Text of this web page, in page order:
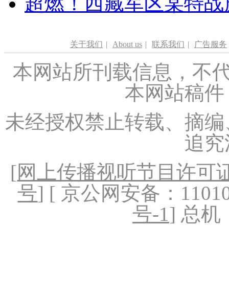
关于我们 | About us | 联系我们 | 广告服务
本网站所刊载信息，不
本网站稿
未经授权禁止转载、摘
追
[网上传播视听节目许可
号] [ 京公网安备：
号-1] 总机